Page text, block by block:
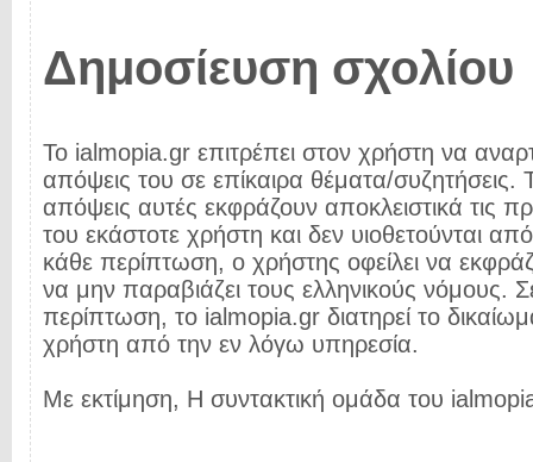
Δημοσίευση σχολίου
Το ialmopia.gr επιτρέπει στον χρήστη να
απόψεις του σε επίκαιρα θέματα/συζητήσεις.
απόψεις αυτές εκφράζουν αποκλειστικά τις
του εκάστοτε χρήστη και δεν υιοθετούνται
κάθε περίπτωση, ο χρήστης οφείλει να
να μην παραβιάζει τους ελληνικούς νόμους.
περίπτωση, το ialmopia.gr διατηρεί το
χρήστη από την εν λόγω υπηρεσία.
Με εκτίμηση, Η συντακτική ομάδα του